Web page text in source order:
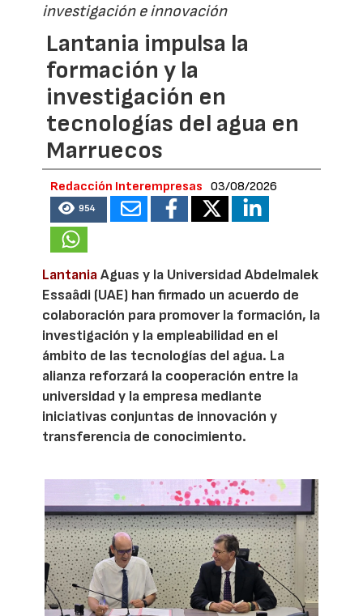
investigación e innovación
Lantania impulsa la
formación y la
investigación en
tecnologías del agua en
Marruecos
Redacción Interempresas 03/08/2026
954
LantaniaAguas y la Universidad Abdelmalek
Essaâdi (UAE) han firmado un acuerdo de
colaboración para promover la formación, la
investigación y la empleabilidad en el
ámbito de las tecnologías del agua. La
alianza reforzará la cooperación entre la
universidad y la empresa mediante
iniciativas conjuntas de innovación y
transferencia de conocimiento.